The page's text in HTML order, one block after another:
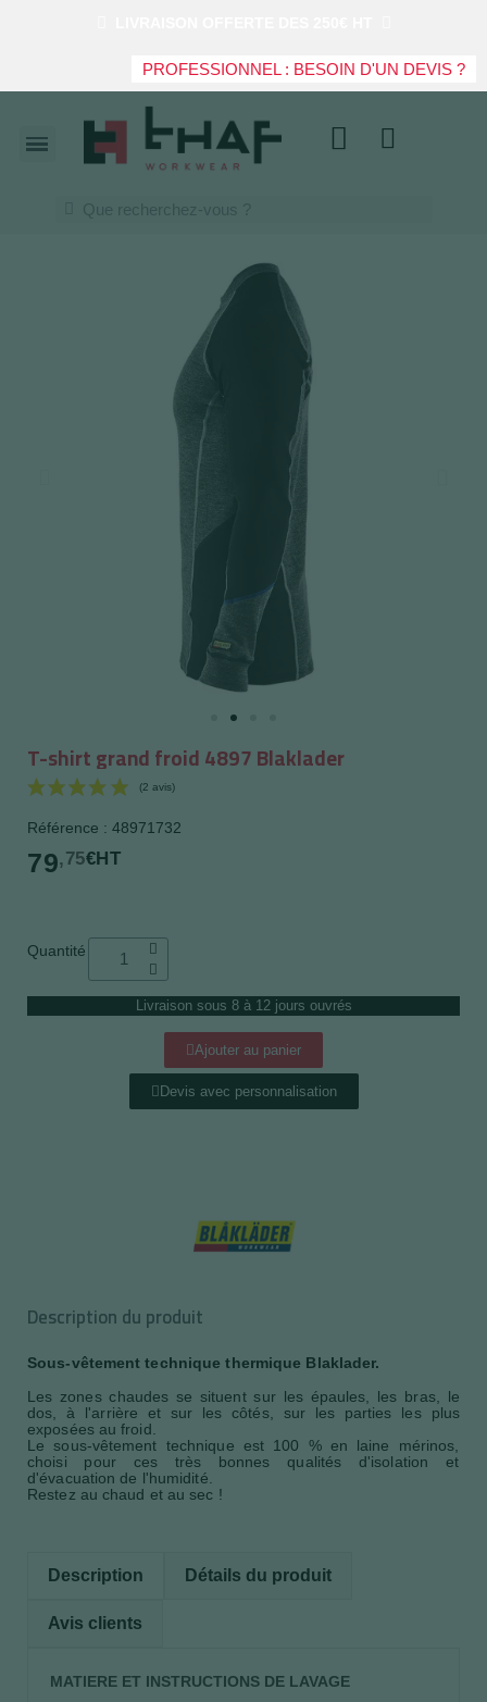
PROFESSIONNEL : BESOIN D'UN DEVIS ?
T-shirt grand froid 4897 Blaklader
Référence : 48971732
79,75€HT
Quantité
Livraison sous 8 à 12 jours ouvrés
Ajouter au panier
Devis avec personnalisation
Description du produit
Sous-vêtement technique thermique Blaklader.
Les zones chaudes se situent sur les épaules, les bras, le
dos, à l'arrière et sur les côtés, sur les parties les plus
exposées au froid.
Le sous-vêtement technique est 100 % en laine mérinos,
choisi pour ces très bonnes qualités d'isolation et
d'évacuation de l'humidité.
Restez au chaud et au sec !
Description Détails du produit
Avis clients
MATIERE ET INSTRUCTIONS DE LAVAGE